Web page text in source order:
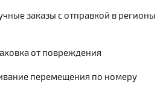
заказы с отправкой в регионы
от повреждения
перемещения по номеру